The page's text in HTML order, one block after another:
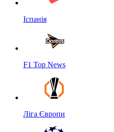
Іспанія
F1 Top News
Ліга Європи